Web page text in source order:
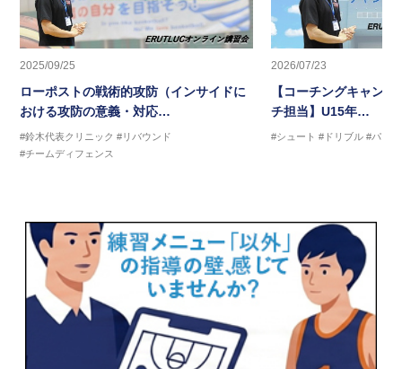
2025/09/25
ローポストの戦術的攻防（インサイドに
おける攻防の意義・対応…
#鈴木代表クリニック #リバウンド
#チームディフェンス
2026/07/23
【コーチングキャン
チ担当】U15年…
#シュート #ドリブル #パス